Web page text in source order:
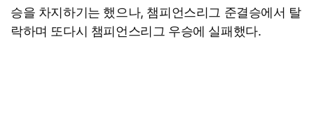
승을 차지하기는 했으나, 챔피언스리그 준결승에서 탈
락하며 또다시 챔피언스리그 우승에 실패했다.